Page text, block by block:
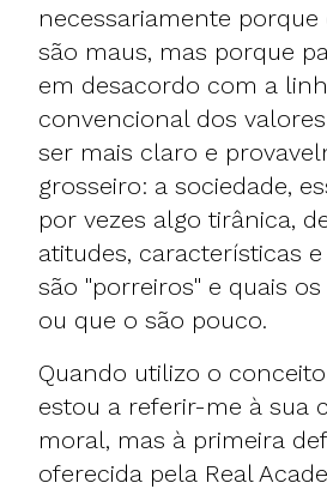
necessariamente
são maus, mas porque
em desacordo com a
convencional dos
ser mais claro e
grosseiro: a sociedade,
por vezes algo tirânica,
atitudes, características
são "porreiros" e quais
ou que o são pouco.
Quando utilizo o
estou a referir-me à sua
moral, mas à primeira
oferecida pela Real